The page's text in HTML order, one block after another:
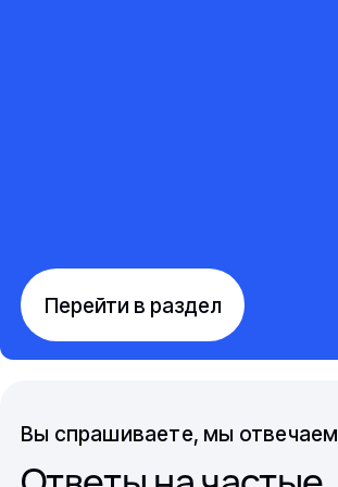
Перейти в раздел
Вы спрашиваете, мы отвечаем